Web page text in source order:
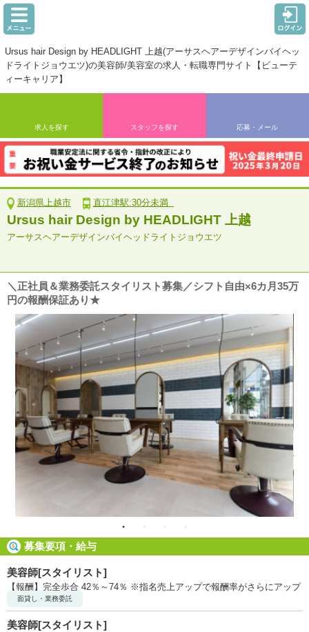
Ursus hair Design by HEADLIGHT 上越(アーサスヘアーデザインバイヘッ
ドライトジョウエツ)の美容師/美容室の求人・転職専門サイト【ビューテ
ィーキャリア】
求人を探す スタッフを探す 応募・メール
新潟県上越市 直江津駅:30分未満
Ursus hair Design by HEADLIGHT 上越
アーサスヘアーデザインバイヘッドライトジョウエツ
＼正社員＆業務委託スタイリスト募集／シフト自由×6カ月35万
円の報酬保証あり★
募集要項・給与
美容師[スタイリスト]
【報酬】完全歩合 42％～74％ ※指名売上アップで報酬率がさらにアップ
面貸し・業務委託
美容師[スタイリスト]